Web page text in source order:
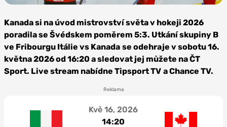
Federation, Flickr, CC BY-NC-ND 2.0 Deed
Kanada si na úvod mistrovství světa v hokeji 2026
poradila se Švédskem poměrem 5:3. Utkání skupiny B
ve Fribourgu Itálie vs Kanada se odehraje v sobotu 16.
května 2026 od 16:20 a sledovat jej můžete na ČT
Sport. Live stream nabídne Tipsport TV a Chance TV.
Reklama
Kvě 16, 2026
14:20